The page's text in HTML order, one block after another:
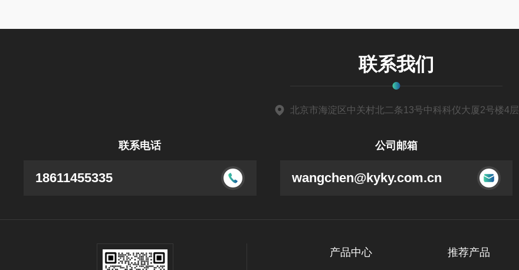
联系我们
北京市海淀区中关村北二条13号中科科仪大厦2号楼4层
联系电话
18611455335
公司邮箱
wangchen@kyky.com.cn
产品中心 推荐产品